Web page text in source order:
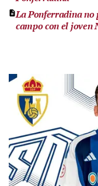
La Ponferradina no
campo con el